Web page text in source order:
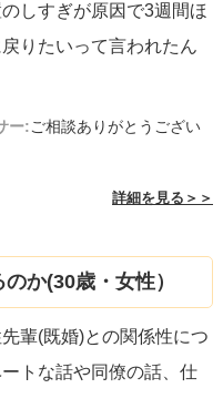
しすぎが原因で3週間ほ
りたいって言われたん
ー:ご相談ありがとうござい
詳細を見る＞＞
か(30歳・女性）
輩(既婚)との関係性につ
トな話や同僚の話、仕